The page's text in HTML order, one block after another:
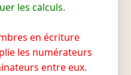
les calculs.
en écriture
les numérateurs
entre eux.